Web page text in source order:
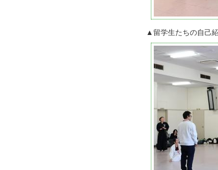
▲留学生たちの自己